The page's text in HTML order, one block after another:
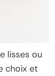
lisses ou
choix et